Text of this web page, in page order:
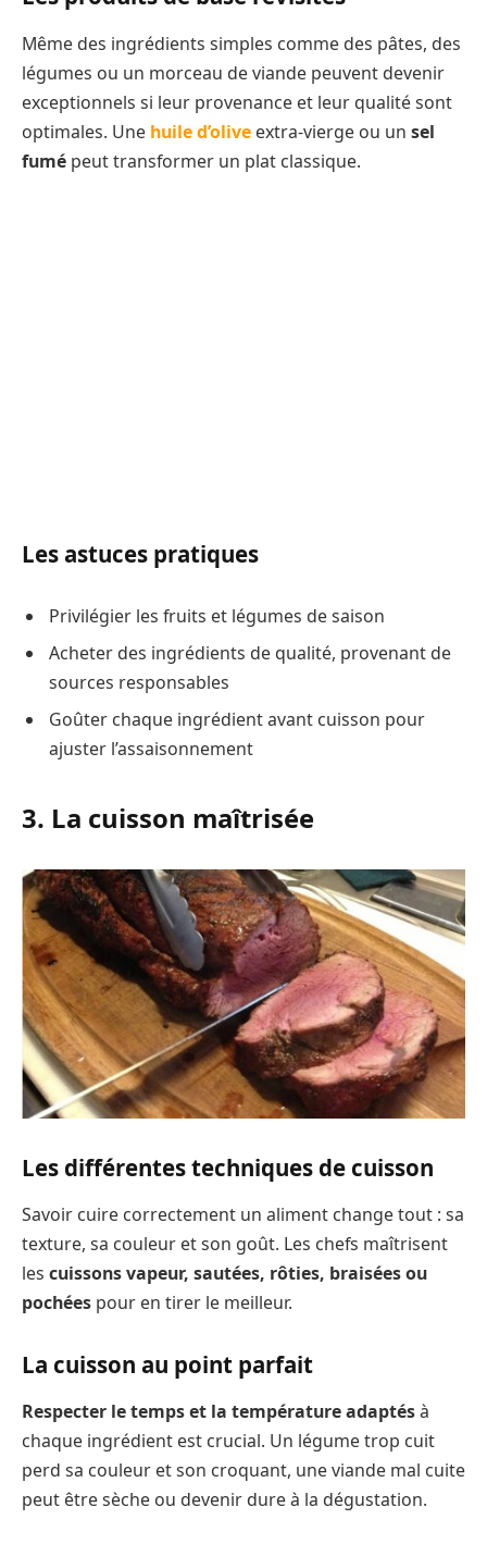
Même des ingrédients simples comme des pâtes, des
légumes ou un morceau de viande peuvent devenir
exceptionnels si leur provenance et leur qualité sont
optimales. Une huile d’olive extra-vierge ou un sel
fumé peut transformer un plat classique.
Les astuces pratiques
Privilégier les fruits et légumes de saison
Acheter des ingrédients de qualité, provenant de
sources responsables
Goûter chaque ingrédient avant cuisson pour
ajuster l’assaisonnement
3. La cuisson maîtrisée
Les différentes techniques de cuisson
Savoir cuire correctement un aliment change tout : sa
texture, sa couleur et son goût. Les chefs maîtrisent
les cuissons vapeur, sautées, rôties, braisées ou
pochées pour en tirer le meilleur.
La cuisson au point parfait
Respecter le temps et la température adaptésà
chaque ingrédient est crucial. Un légume trop cuit
perd sa couleur et son croquant, une viande mal cuite
peut être sèche ou devenir dure à la dégustation.